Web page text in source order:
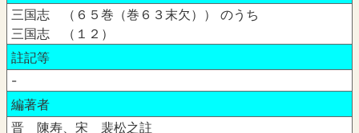
三国志 （６５巻（巻６３末欠）） のうち
三国志 （１２）
註記等
-
編著者
晋 陳寿、宋 裴松之註